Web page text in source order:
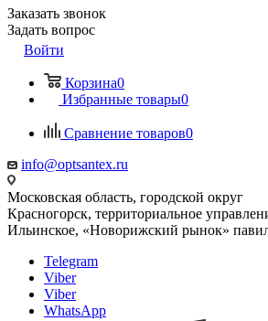
Заказать звонок
Задать вопрос
Войти
Корзина0
Избранные товары0
Сравнение товаров0
info@optsantex.ru
Московская область, городской округ
Красногорск, территориальное
Ильинское, «Новорижский рынок»
Telegram
Viber
Viber
WhatsApp